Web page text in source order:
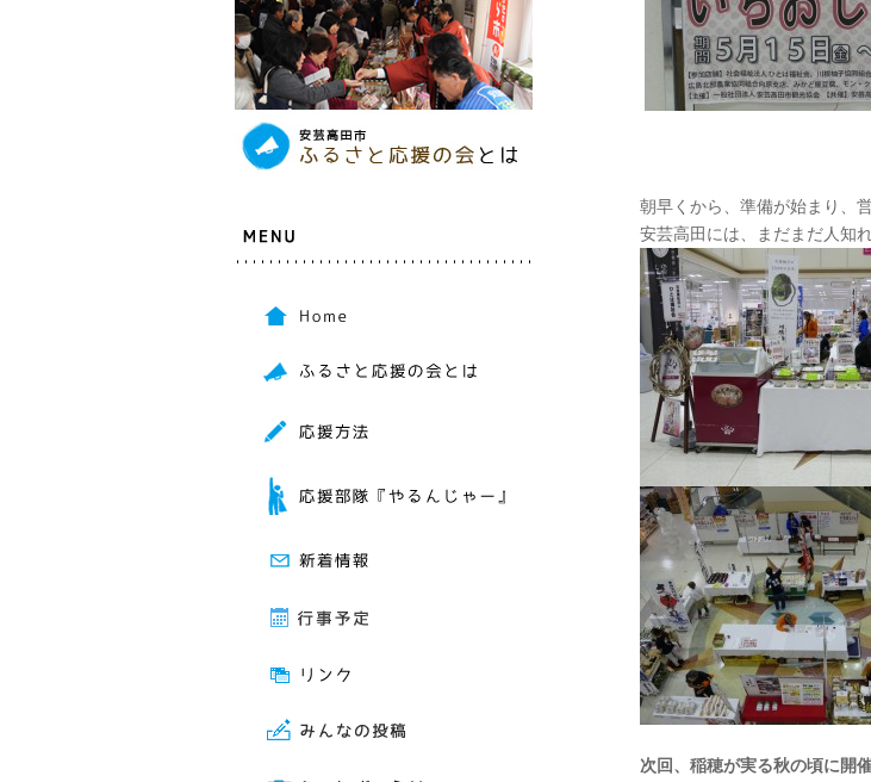
朝早くから、準備が始まり、
安芸高田には、まだまだ人知
次回、稲穂が実る秋の頃に開